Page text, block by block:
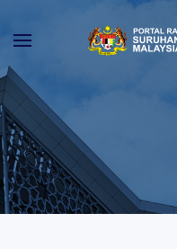
Skip to main content